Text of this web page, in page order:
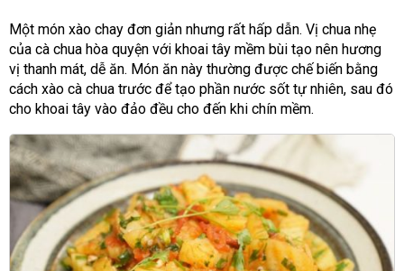
Một món xào chay đơn giản nhưng rất hấp dẫn. Vị chua nhẹ
của cà chua hòa quyện với khoai tây mềm bùi tạo nên hương
vị thanh mát, dễ ăn. Món ăn này thường được chế biến bằng
cách xào cà chua trước để tạo phần nước sốt tự nhiên, sau đó
cho khoai tây vào đảo đều cho đến khi chín mềm.